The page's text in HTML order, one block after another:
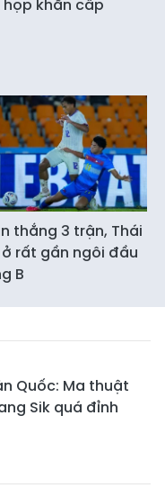
họp khẩn cấp
thắng 3 trận, Thái
ở rất gần ngôi đầu
B
Quốc: Ma thuật
Sik quá đỉnh